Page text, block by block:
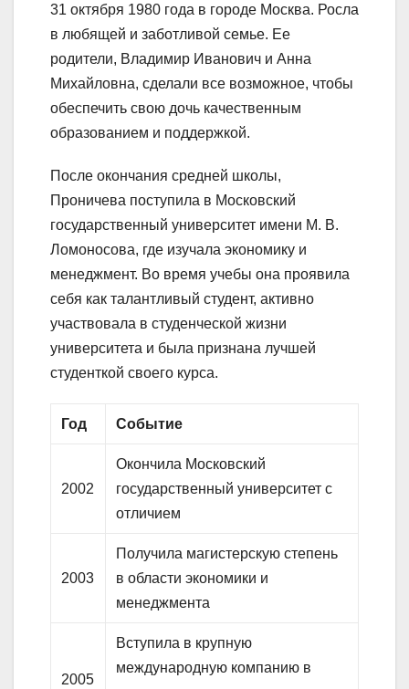
31 октября 1980 года в городе Москва. Росла
в любящей и заботливой семье. Ее
родители, Владимир Иванович и Анна
Михайловна, сделали все возможное, чтобы
обеспечить свою дочь качественным
образованием и поддержкой.
После окончания средней школы,
Проничева поступила в Московский
государственный университет имени М. В.
Ломоносова, где изучала экономику и
менеджмент. Во время учебы она проявила
себя как талантливый студент, активно
участвовала в студенческой жизни
университета и была признана лучшей
студенткой своего курса.
Год Событие
2002
Окончила Московский
государственный университет с
отличием
2003
Получила магистерскую степень
в области экономики и
менеджмента
2005
Вступила в крупную
международную компанию в